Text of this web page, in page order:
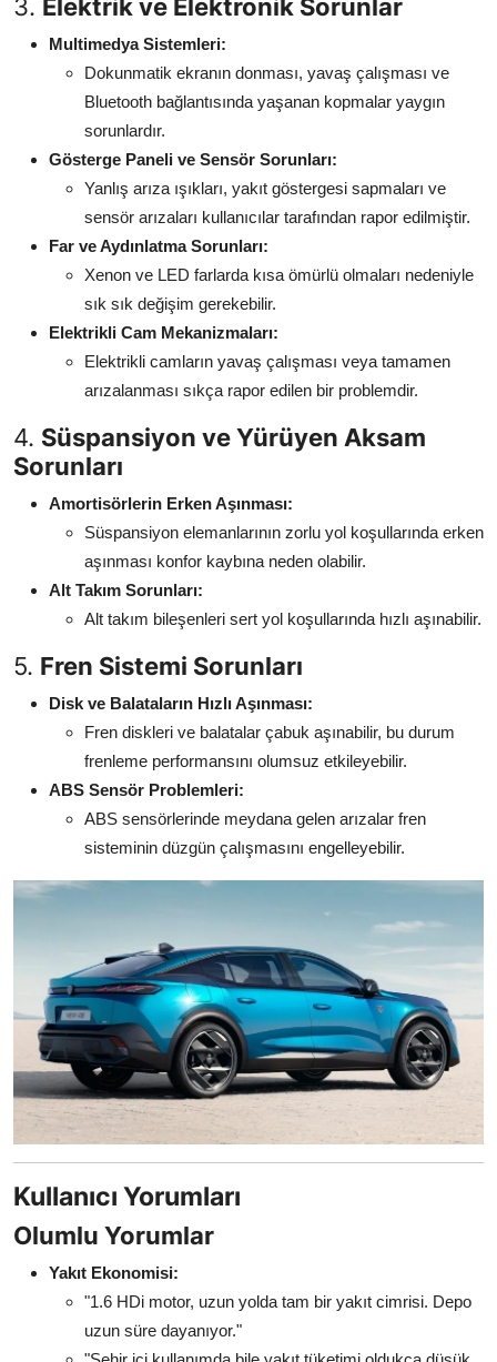
3. Elektrik ve Elektronik Sorunlar
Multimedya Sistemleri:
Dokunmatik ekranın donması, yavaş çalışması ve
Bluetooth bağlantısında yaşanan kopmalar yaygın
sorunlardır.
Gösterge Paneli ve Sensör Sorunları:
Yanlış arıza ışıkları, yakıt göstergesi sapmaları ve
sensör arızaları kullanıcılar tarafından rapor edilmiştir.
Far ve Aydınlatma Sorunları:
Xenon ve LED farlarda kısa ömürlü olmaları nedeniyle
sık sık değişim gerekebilir.
Elektrikli Cam Mekanizmaları:
Elektrikli camların yavaş çalışması veya tamamen
arızalanması sıkça rapor edilen bir problemdir.
4. Süspansiyon ve Yürüyen Aksam
Sorunları
Amortisörlerin Erken Aşınması:
Süspansiyon elemanlarının zorlu yol koşullarında erken
aşınması konfor kaybına neden olabilir.
Alt Takım Sorunları:
Alt takım bileşenleri sert yol koşullarında hızlı aşınabilir.
5. Fren Sistemi Sorunları
Disk ve Balataların Hızlı Aşınması:
Fren diskleri ve balatalar çabuk aşınabilir, bu durum
frenleme performansını olumsuz etkileyebilir.
ABS Sensör Problemleri:
ABS sensörlerinde meydana gelen arızalar fren
sisteminin düzgün çalışmasını engelleyebilir.
Kullanıcı Yorumları
Olumlu Yorumlar
Yakıt Ekonomisi:
"1.6 HDi motor, uzun yolda tam bir yakıt cimrisi. Depo
uzun süre dayanıyor."